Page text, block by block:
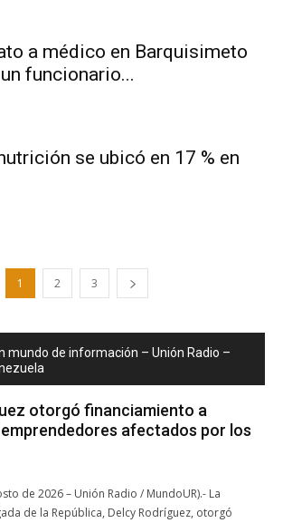
a médico en Barquisimeto
funcionario...
se ubicó en 17 % en
1 2 3
mundo de información – Unión Radio –
otorgó financiamiento a
afectados por los
de 2026 – Unión Radio / MundoUR).- La
de la República, Delcy Rodríguez, otorgó